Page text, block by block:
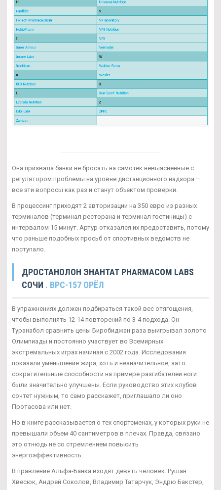
Она призвала банки не бросать на самотек невыясненные с
регулятором проблемы на уровне дистанционного надзора —
все эти вопросы как раз и станут объектом проверки.
В процессинг приходят 2 авторизации на 350 евро из разных
терминалов (терминал ресторана и терминал гостиницы) с
интервалом 15 минут. Артур отказался их предоставить, потому
что раньше подобных просьб от спортивных ведомств не
поступало.
ДРОСТАНОЛОН ЭНАНТАТ PHARMACOM LABS
СОЧИ . BPC-157 ОРЁЛ
В упражнениях должен подбираться такой вес отягощения,
чтобы выполнять 12-14 повторений по 3-4 подхода. Он
Туранабол сравнить цены Биробиджан раза выигрывал золото
Олимпиады и постоянно участвует во Всемирных
экстремальных играх начиная с 2002 года. Исследования
показали уменьшение жира, хоть и незначительное, зато
сократительные способности на примере разгибателей ноги
были значительно улучшены. Если руководство этих клубов
сочтет нужным, то само расскажет, приглашало ли оно
Протасова или нет.
Но в книге рассказывается о тех спортсменах, у которых руки не
превышали объем 40 сантиметров в плечах. Правда, связано
это отнюдь не со стремлением повысить
энергоэффективность.
В правление Альфа-Банка входят девять человек: Рушан
Хвесюк, Андрей Соколов, Владимир Татарчук, Эндрю Бакстер,